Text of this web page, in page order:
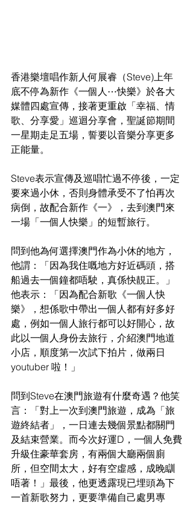
香港樂壇唱作新人何展睿（Steve)上年
底不停為新作《一個人⋯快樂》於各大
媒體四處宣傳，接著更重啟「幸福、情
歌、分享愛」巡迴分享會，聖誕節期間
一星期走足五場，誓要以音樂分享更多
正能量。
Steve表示宣傳及巡唱忙過不停後，一定
要來過小休，否則身體承受不了怕再次
病倒，故配合新作《一》，去到澳門來
一場「一個人快樂」的短暫旅行。
問到他為何選擇澳門作為小休的地方，
他謂：「因為我住嘅地方好近碼頭，搭
船過去一個鐘都唔駛，真係快靚正。」
他表示：「因為配合新歌《一個人快
樂》，想係歌中帶出一個人都有好多好
處，例如一個人旅行都可以好開心，故
此以一個人身份去旅行，介紹澳門地道
小店，順度第一次試下拍片，做兩日
youtuber 啦！」
問到Steve在澳門旅遊有什麼奇遇？他笑
言：「對上一次到澳門旅遊，成為「旅
遊終結者」，一日連去幾個景點都關門
及結束營業。而今次好運D，一個人免費
升級住豪華套房，有兩個大廳兩個廁
所，但空間太大，好有空虛感，成晚瞓
唔著！」最後，他更透露現已埋頭為下
一首新歌努力，更要準備自己處男專